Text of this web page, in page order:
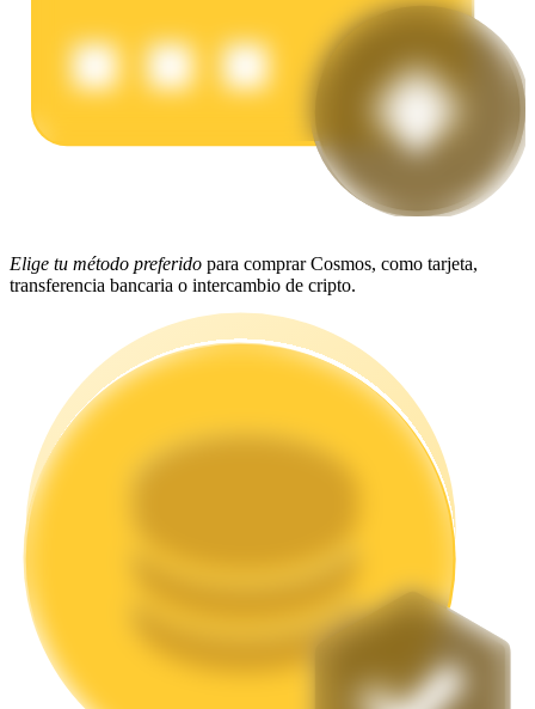
Alta rentabilidad y acceso instantáneo
Elige tu método preferido para comprar Cosmos, como tarjeta,
transferencia bancaria o intercambio de cripto.